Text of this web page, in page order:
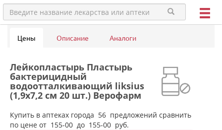
Цены Описание Аналоги
Лейкопластырь Пластырь
бактерицидный
водоотталкивающий liksius
(1,9x7,2 см 20 шт.) Верофарм
АО - Россия в аптеках города
Екатеринбурга
Купить в аптеках города 56 предложений сравнить
по цене от 155-00 до 155-00 руб.